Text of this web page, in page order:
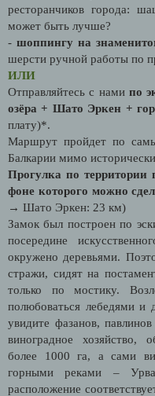
ресторанчиков города:
может быть лучше?
- шоппингу на
шерсти ручной работы по
ИЛИ
Отправляйтесь с намипо
озёра + Шато Эркен +
плату)*.
Маршрут пройдет по
Балкарии мимо
Прогулка по
фоне которого можно
→ Шато Эркен: 23 км)
Замок был построен по
посередине
окружено деревьями.
стражи, сидят на
только по мостику.
полюбоваться лебедями и
увидите фазанов,
виноградное хозяйство,
более 1000 га, а сами
горными реками –
расположение